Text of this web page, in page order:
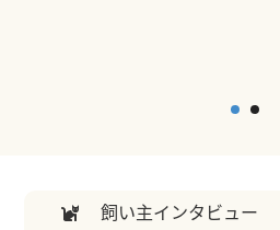
飼い主インタビュー